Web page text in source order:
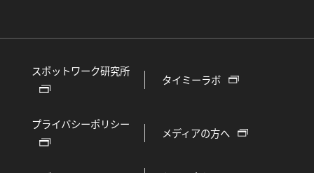
スポットワーク研究所
タイミーラボ
プライバシーポリシー
メディアの方へ